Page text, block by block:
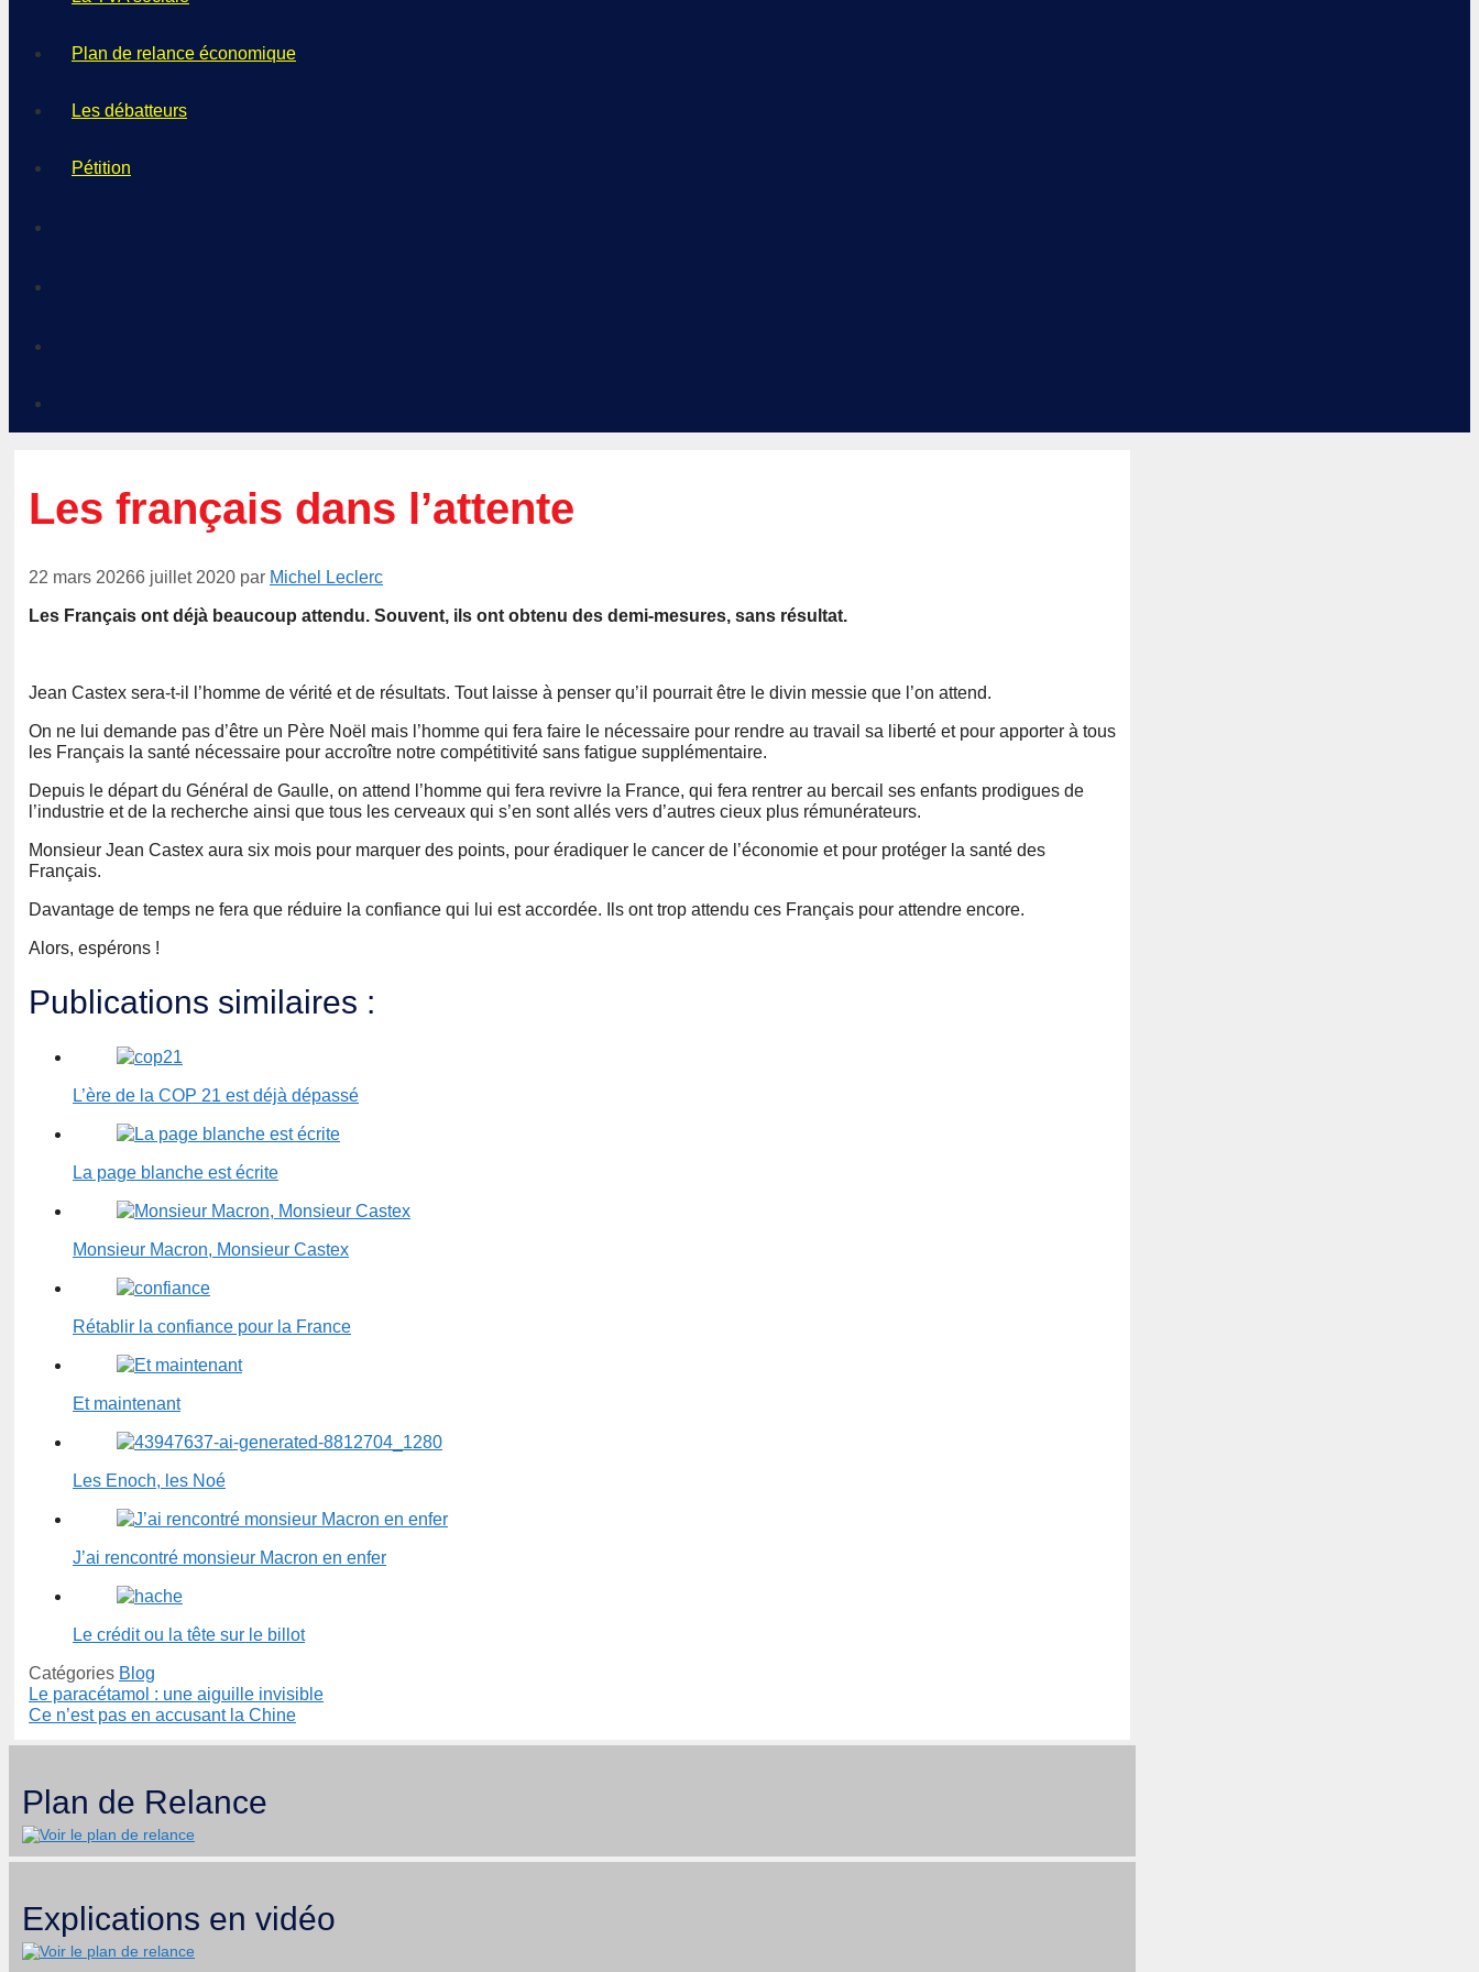
Plan de relance économique
Les débatteurs
Pétition
Les français dans l’attente
22 mars 20266 juillet 2020 par Michel Leclerc
Les Français ont déjà beaucoup attendu. Souvent, ils ont obtenu des demi-mesures, sans résultat.
Jean Castex sera-t-il l’homme de vérité et de résultats. Tout laisse à penser qu’il pourrait être le divin messie que l’on attend.
On ne lui demande pas d’être un Père Noël mais l’homme qui fera faire le nécessaire pour rendre au travail sa liberté et pour apporter à tous
les Français la santé nécessaire pour accroître notre compétitivité sans fatigue supplémentaire.
Depuis le départ du Général de Gaulle, on attend l’homme qui fera revivre la France, qui fera rentrer au bercail ses enfants prodigues de
l’industrie et de la recherche ainsi que tous les cerveaux qui s’en sont allés vers d’autres cieux plus rémunérateurs.
Monsieur Jean Castex aura six mois pour marquer des points, pour éradiquer le cancer de l’économie et pour protéger la santé des
Français.
Davantage de temps ne fera que réduire la confiance qui lui est accordée. Ils ont trop attendu ces Français pour attendre encore.
Alors, espérons !
Publications similaires :
L’ère de la COP 21 est déjà dépassé
La page blanche est écrite
Monsieur Macron, Monsieur Castex
Rétablir la confiance pour la France
Et maintenant
Les Enoch, les Noé
J’ai rencontré monsieur Macron en enfer
Le crédit ou la tête sur le billot
Catégories Blog
Le paracétamol : une aiguille invisible
Ce n’est pas en accusant la Chine
Plan de Relance
Explications en vidéo